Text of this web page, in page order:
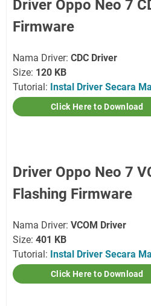
Driver Oppo Neo 7
Firmware
Nama Driver: CDC Driver
Size: 120 KB
Tutorial: Instal Driver Secara
Click Here to Download
Driver Oppo Neo 7
Flashing Firmware
Nama Driver: VCOM Driver
Size: 401 KB
Tutorial: Instal Driver Secara
Click Here to Download